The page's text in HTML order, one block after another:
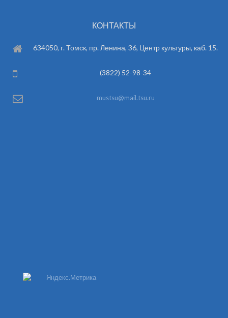
КОНТАКТЫ
634050, г. Томск, пр. Ленина, 36, Центр культуры, каб. 15.
(3822) 52-98-34
mustsu@mail.tsu.ru